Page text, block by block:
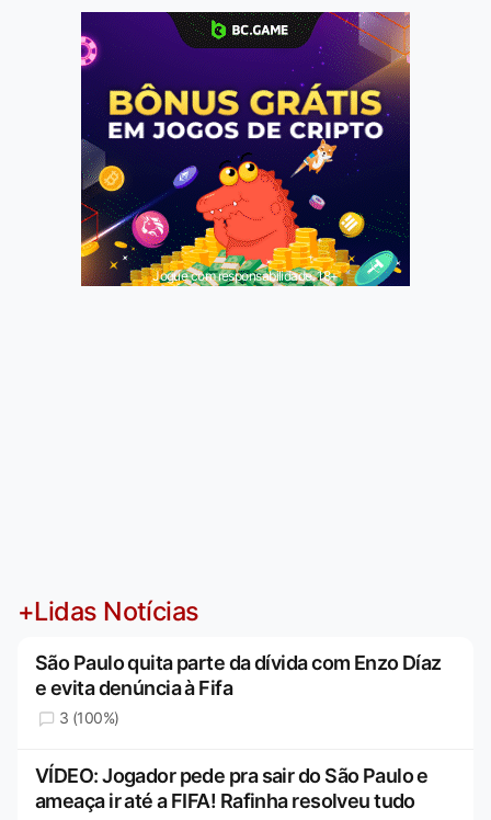
Jogue com responsabilidade. 18+
+Lidas Notícias
São Paulo quita parte da dívida com Enzo Díaz
e evita denúncia à Fifa
3 (100%)
VÍDEO: Jogador pede pra sair do São Paulo e
ameaça ir até a FIFA! Rafinha resolveu tudo